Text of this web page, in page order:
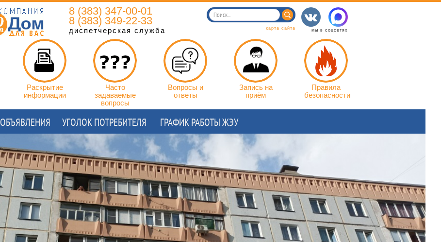
8 (383) 347-00-01
8 (383) 349-22-33
диспетчерская служба мы в соцсетях
карта сайта
Раскрытие
информации
Часто
задаваемые
вопросы
Вопросы и
ответы
Запись на
приём
Правила
безопасности
ОБЪЯВЛЕНИЯ УГОЛОК ПОТРЕБИТЕЛЯ ГРАФИК РАБОТЫ ЖЭУ